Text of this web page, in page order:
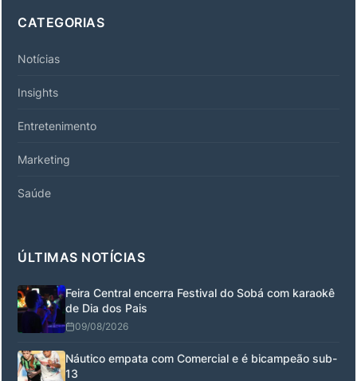
CATEGORIAS
Notícias
Insights
Entretenimento
Marketing
Saúde
ÚLTIMAS NOTÍCIAS
Feira Central encerra Festival do Sobá com karaokê
de Dia dos Pais
09/08/2026
Náutico empata com Comercial e é bicampeão sub-
13